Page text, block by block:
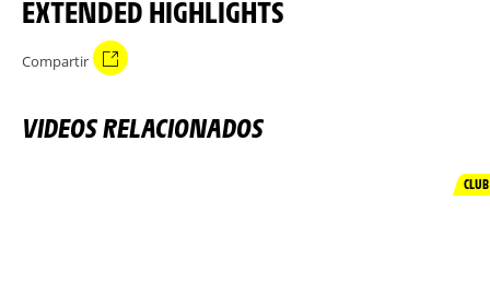
EXTENDED HIGHLIGHTS
Compartir
VIDEOS RELACIONADOS
CLUB